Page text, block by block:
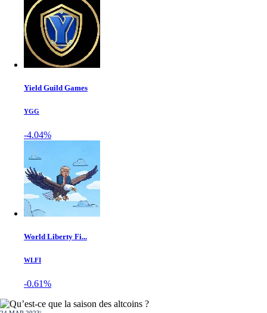
Yield Guild Games
YGG
-4.04%
World Liberty Fi...
WLFI
-0.61%